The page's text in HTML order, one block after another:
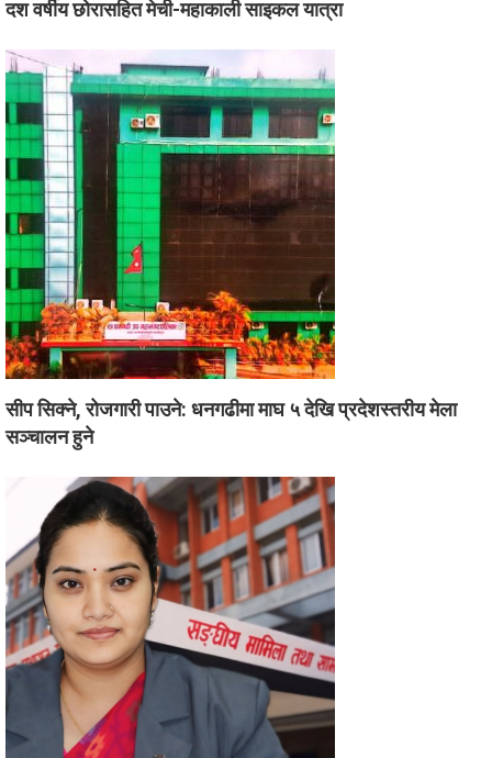
दश वर्षीय छोरासहित मेची-महाकाली साइकल यात्रा
सीप सिक्ने, रोजगारी पाउने: धनगढीमा माघ ५ देखि प्रदेशस्तरीय मेला
सञ्चालन हुने